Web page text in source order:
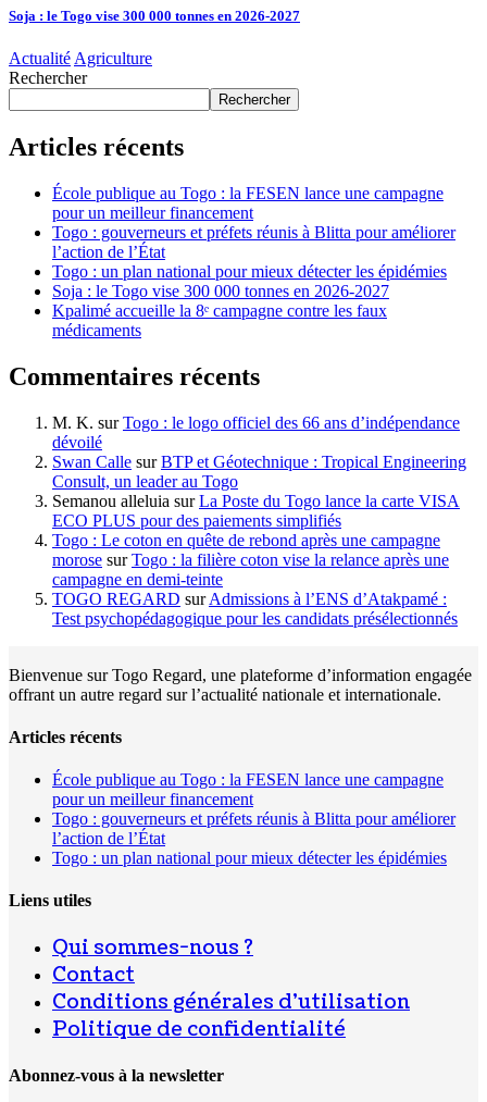
Soja : le Togo vise 300 000 tonnes en 2026-2027
Actualité Agriculture
Rechercher
Rechercher
Articles récents
École publique au Togo : la FESEN lance une campagne
pour un meilleur financement
Togo : gouverneurs et préfets réunis à Blitta pour améliorer
l’action de l’État
Togo : un plan national pour mieux détecter les épidémies
Soja : le Togo vise 300 000 tonnes en 2026-2027
Kpalimé accueille la 8ᵉ campagne contre les faux
médicaments
Commentaires récents
M. K. surTogo : le logo officiel des 66 ans d’indépendance
dévoilé
Swan Calle surBTP et Géotechnique : Tropical Engineering
Consult, un leader au Togo
Semanou alleluia surLa Poste du Togo lance la carte VISA
ECO PLUS pour des paiements simplifiés
Togo : Le coton en quête de rebond après une campagne
morose surTogo : la filière coton vise la relance après une
campagne en demi-teinte
TOGO REGARD surAdmissions à l’ENS d’Atakpamé :
Test psychopédagogique pour les candidats présélectionnés
Bienvenue sur Togo Regard, une plateforme d’information engagée
offrant un autre regard sur l’actualité nationale et internationale.
Articles récents
École publique au Togo : la FESEN lance une campagne
pour un meilleur financement
Togo : gouverneurs et préfets réunis à Blitta pour améliorer
l’action de l’État
Togo : un plan national pour mieux détecter les épidémies
Liens utiles
Qui sommes-nous ?
Contact
Conditions générales d’utilisation
Politique de confidentialité
Abonnez-vous à la newsletter